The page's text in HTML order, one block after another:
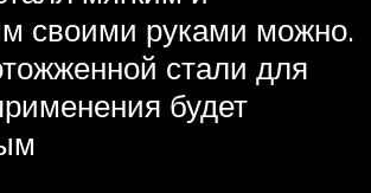
своими руками можно.
стали для
будет